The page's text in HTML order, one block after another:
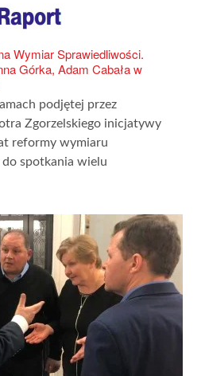
Wymiar Sprawiedliwości.
Górka, Adam Cabała w
podjętej przez
Zgorzelskiego inicjatywy
reformy wymiaru
do spotkania wielu